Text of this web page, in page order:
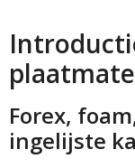
Forex,
ingelijste